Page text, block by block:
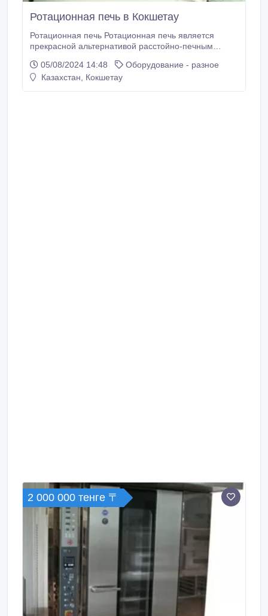
Ротационная печь в Кокшетау
Ротационная печь Ротационная печь является
прекрасной альтернативой расстойно-печным
вашего производства или пекарни. С ее
использованием у вас откроются новые
05/08/2024 14:48
Оборудование - разное
Казахстан, Кокшетау
2 000 000 тенге 〒